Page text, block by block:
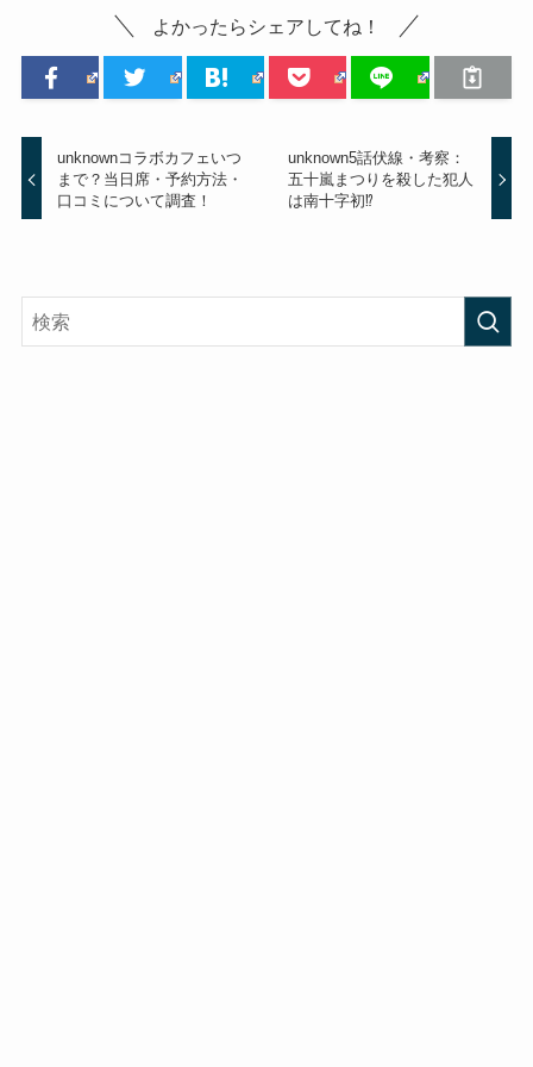
よかったらシェアしてね！
unknownコラボカフェいつ
まで？当日席・予約方法・
口コミについて調査！
unknown5話伏線・考察：
五十嵐まつりを殺した犯人
は南十字初⁉︎